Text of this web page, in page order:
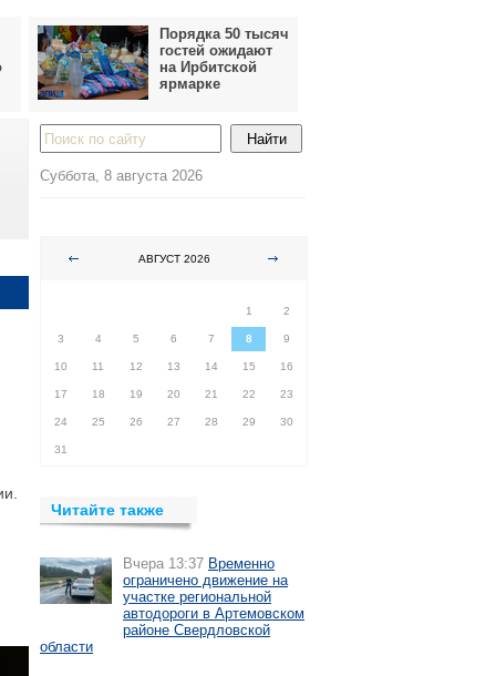
Порядка 50 тысяч
гостей ожидают
на Ирбитской
ярмарке
Суббота, 8 августа 2026
АВГУСТ 2026
1
2
3 4 5 6 7 8 9
10 11 12 13 14 15 16
17 18 19 20 21 22 23
24 25 26 27 28 29 30
31
Читайте также
Вчера 13:37 Временно
ограничено движение на
участке региональной
автодороги в Артемовском
районе Свердловской
области